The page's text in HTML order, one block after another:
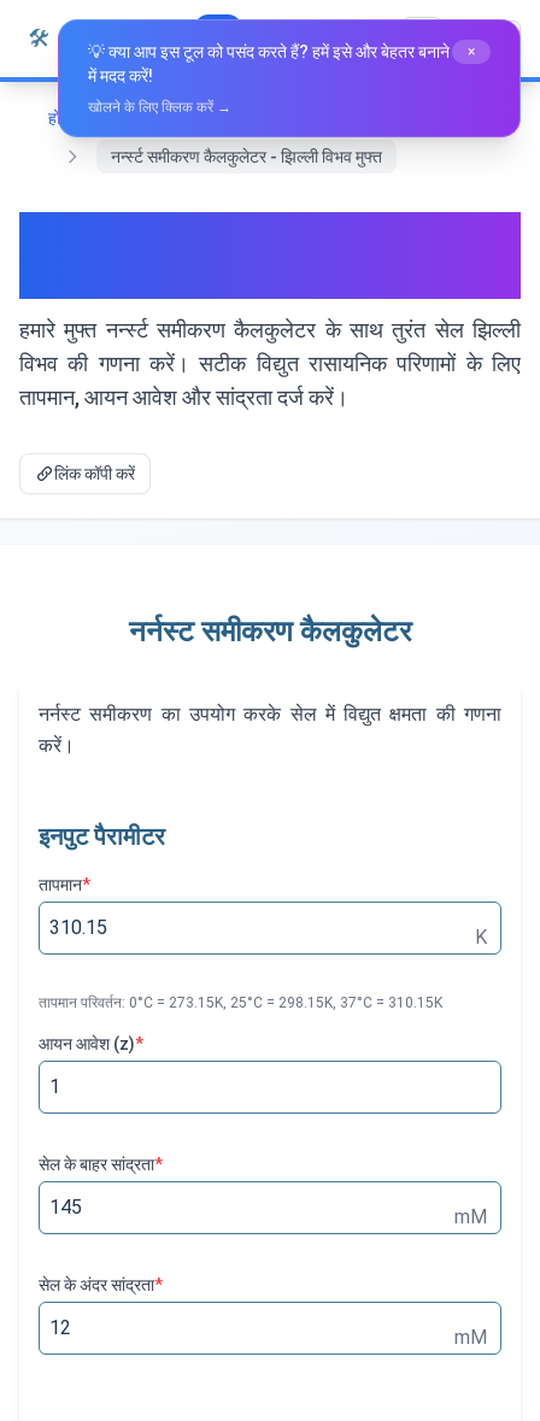
सामग्री पर जाएं
🛠️ Whiz Tools सभी उपकरण हिन्दी
होम
विशेष उपकरण
नर्न्स्ट समीकरण कैलकुलेटर - झिल्ली विभव मुफ्त
हमारे मुफ्त नर्न्स्ट समीकरण कैलकुलेटर के साथ तुरंत सेल झिल्ली
विभव की गणना करें। सटीक विद्युत रासायनिक परिणामों के लिए
तापमान, आयन आवेश और सांद्रता दर्ज करें।
लिंक कॉपी करें
नर्नस्ट समीकरण कैलकुलेटर
नर्नस्ट समीकरण का उपयोग करके सेल में विद्युत क्षमता की गणना
करें।
इनपुट पैरामीटर
तापमान*
K
तापमान परिवर्तन: 0°C = 273.15K, 25°C = 298.15K, 37°C = 310.15K
आयन आवेश (z)*
सेल के बाहर सांद्रता*
mM
सेल के अंदर सांद्रता*
mM
💡 क्या आप इस टूल को पसंद करते हैं? हमें इसे और बेहतर बनाने
में मदद करें!
×
खोलने के लिए क्लिक करें →